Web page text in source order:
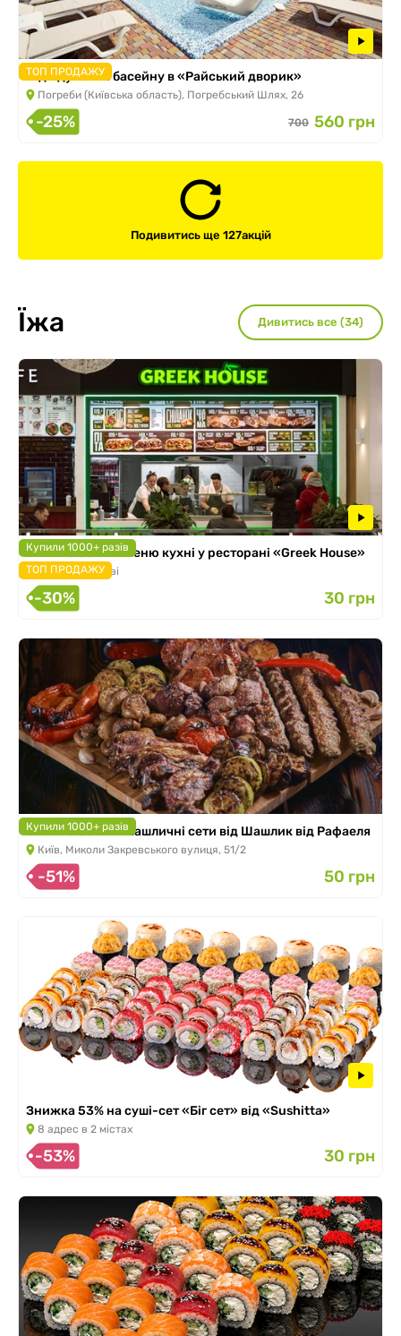
ТОП ПРОДАЖУ
Відвідування басейну в «Райський дворик»
Погреби (Київська область), Погребський Шлях, 26
-25% 700 560 грн
Подивитись ще 127акцій
Їжа Дивитись все (34)
Купили 1000+ разів
ТОП ПРОДАЖУ
Знижка 30% на меню кухні у ресторані «Greek House»
8 адрес в Києві
-30% 30 грн
Купили 1000+ разів
Знижка 50% на шашличні сети від Шашлик від Рафаеля
Київ, Миколи Закревського вулиця, 51/2
-51% 50 грн
Знижка 53% на суші-сет «Біг сет» від «Sushitta»
8 адрес в 2 містах
-53% 30 грн